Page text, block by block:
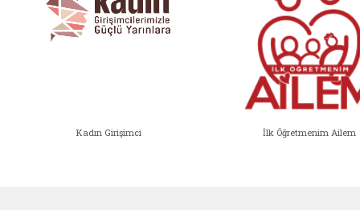
Kadın Girişimci İlk Öğretmenim Ailem